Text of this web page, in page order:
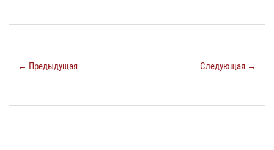
← Предыдущая Следующая →